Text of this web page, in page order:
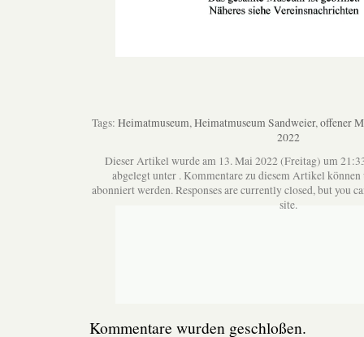
Tags: Heimatmuseum,Heimatmuseum Sandweier,offener
2022
Dieser Artikel wurde am 13. Mai 2022 (Freitag) um
abgelegt unter . Kommentare zu diesem Artikel
abonniert werden. Responses are currently closed, but you
site.
Kommentare wurden geschloßen.